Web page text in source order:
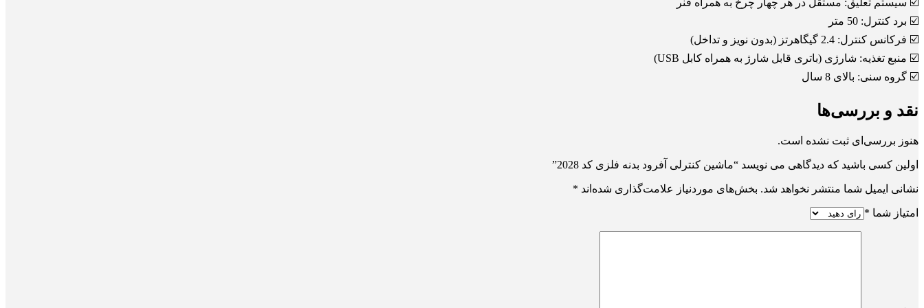
☑️ برد کنترل: 50 متر
☑️ فرکانس کنترل: 2.4 گیگاهرتز (بدون نویز و تداخل)
☑️ منبع تغذیه: شارژی (باتری قابل شارژ به همراه کابل USB)
☑️ گروه سنی: بالای 8 سال
نقد و بررسی‌ها
هنوز بررسی‌ای ثبت نشده است.
اولین کسی باشید که دیدگاهی می نویسد “ماشین کنترلی آفرود بدنه فلزی کد 2028”
نشانی ایمیل شما منتشر نخواهد شد. بخش‌های موردنیاز علامت‌گذاری شده‌اند *
امتیاز شما *